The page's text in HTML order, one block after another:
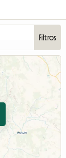
Filtros